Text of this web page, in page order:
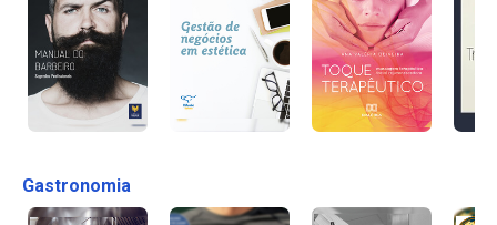
Gastronomia